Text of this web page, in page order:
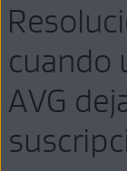
cuando
AVG